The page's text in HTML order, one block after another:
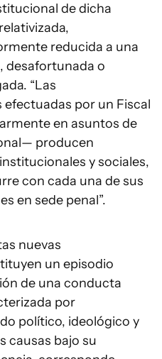
de dicha
reducida a una
desafortunada o
“Las
por un Fiscal
en asuntos de
producen
y sociales,
con cada una de sus
en sede penal”.
nuevas
un episodio
de una conducta
por
político, ideológico y
causas bajo su